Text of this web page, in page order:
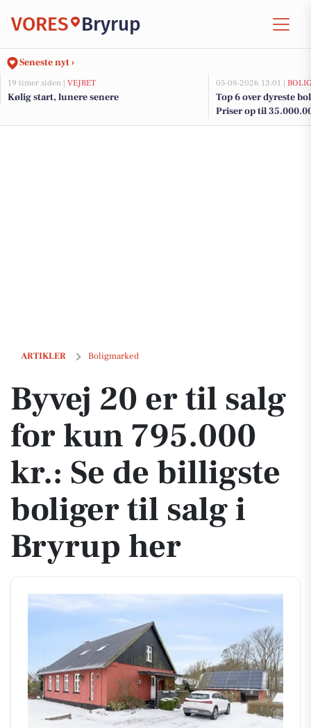
VORES Bryrup
Seneste nyt ›
19 timer siden | VEJRET
Kølig start, lunere senere
05-08-2026 13:01 |
Top 6 over dyreste
Priser op til
ARTIKLER Boligmarked
Byvej 20 er til salg for kun 795.000 kr.: Se de billigste boliger til salg
Byvej 20 er til salg
for kun 795.000
kr.: Se de billigste
boliger til salg i
Bryrup her